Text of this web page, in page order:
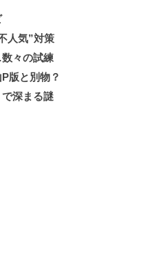
人気”対策
々の試練
版と別物？
深まる謎